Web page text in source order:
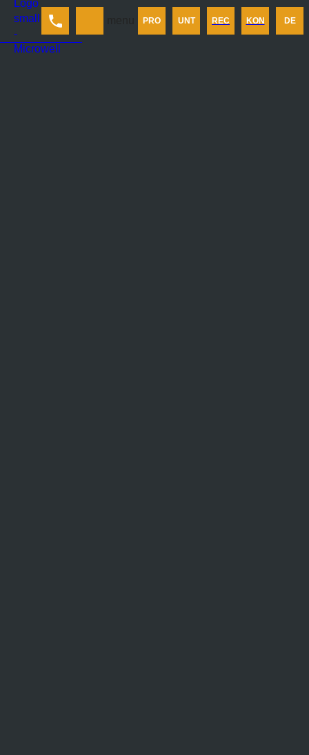
PRO UNT REC KON DE
Produkt
Unternehmen
Rechner Kontakt